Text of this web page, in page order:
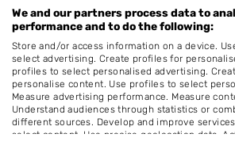
Santella BV
Vijfhagen 158
4812XT Breda
We and our partners process data to
performance and to do the following:
Store and/or access information on a device.
select advertising. Create profiles for
profiles to select personalised advertising.
personalise content. Use profiles to select
Measure advertising performance. Measure
Understand audiences through statistics or
different sources. Develop and improve
select content. Use precise geolocation data.